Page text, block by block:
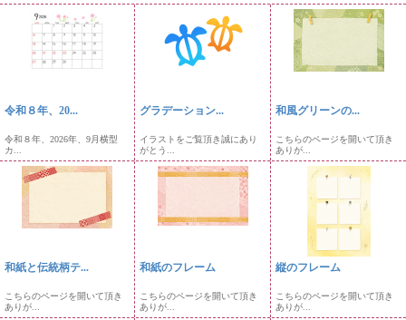
令和８年、20...
令和８年、2026年、9月横型
カ...
グラデーション...
イラストをご覧頂き誠にあり
がとう...
和風グリーンの...
こちらのページを開いて頂き
ありが...
和紙と伝統柄テ...
こちらのページを開いて頂き
ありが...
和紙のフレーム
こちらのページを開いて頂き
ありが...
縦のフレーム
こちらのページを開いて頂き
ありが...